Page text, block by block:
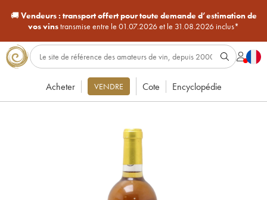
🚚Vendeurs : transport offert pour toute demande d’estimation de
vos vinstransmise entre le 01.07.2026 et le 31.08.2026 inclus*
Acheter VENDRE Cote Encyclopédie